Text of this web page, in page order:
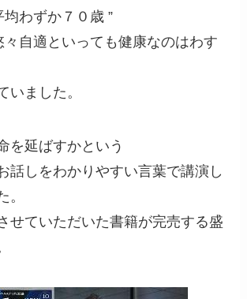
均わずか７０歳 ”
々自適といっても健康なのはわす
いました。
を延ばすかという
話しをわかりやすい言葉で講演し
。
せていただいた書籍が完売する盛